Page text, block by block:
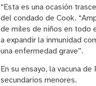
“Esta es una ocasión
del condado de Cook.
de miles de niños en todo
a expandir la inmunidad
una enfermedad grave”.
En su ensayo, la vacuna
secundarios menores.